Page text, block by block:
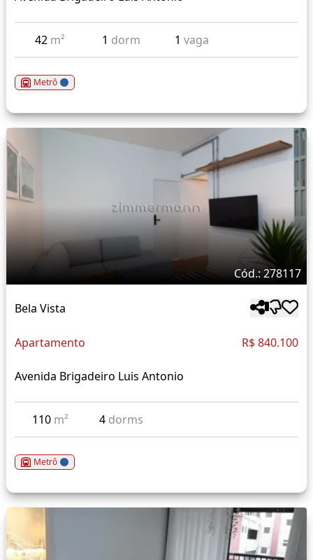
42 m² 1 dorm 1vaga
Metrô
Cód.: 278117
Bela Vista
Apartamento R$ 840.100
Avenida Brigadeiro Luis Antonio
110 m² 4 dorms
Metrô